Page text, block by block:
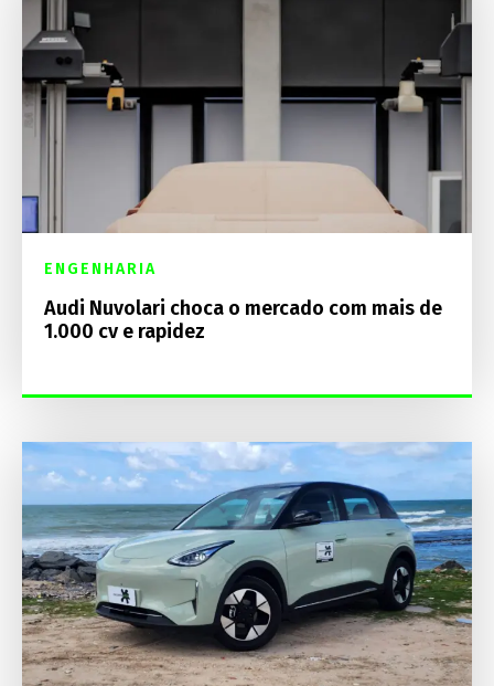
ENGENHARIA
Audi Nuvolari choca o mercado com mais de
1.000 cv e rapidez